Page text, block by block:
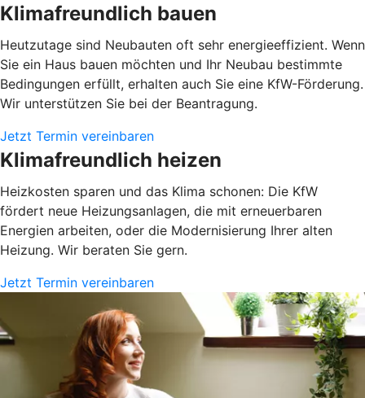
Klimafreundlich bauen
Heutzutage sind Neubauten oft sehr energieeffizient. Wenn
Sie ein Haus bauen möchten und Ihr Neubau bestimmte
Bedingungen erfüllt, erhalten auch Sie eine KfW-Förderung.
Wir unterstützen Sie bei der Beantragung.
Jetzt Termin vereinbaren
Klimafreundlich heizen
Heizkosten sparen und das Klima schonen: Die KfW
fördert neue Heizungsanlagen, die mit erneuerbaren
Energien arbeiten, oder die Modernisierung Ihrer alten
Heizung. Wir beraten Sie gern.
Jetzt Termin vereinbaren